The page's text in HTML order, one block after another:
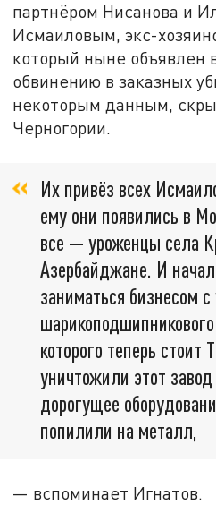
партнёром Нисанова и
Исмаиловым, экс-
который ныне объявлен
обвинению в заказных
некоторым данным,
Черногории.
Их привёз всех
ему они появились в
все — уроженцы села
Азербайджане. И
заниматься бизнесом
которого теперь
уничтожили этот
дорогущее
попилили на металл,
— вспоминает Игнатов.